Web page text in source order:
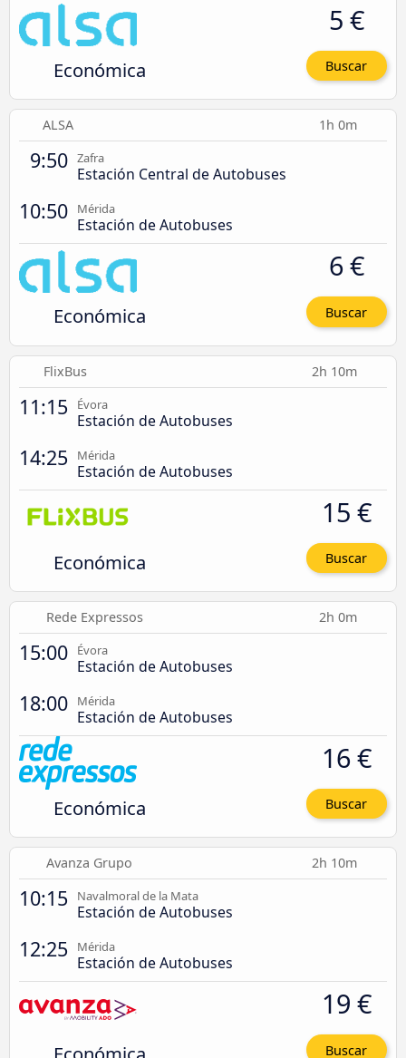
Económica
5 €
Buscar
ALSA 1h 0m
9:50 Zafra
Estación Central de Autobuses
10:50 Mérida
Estación de Autobuses
Económica
6 €
Buscar
FlixBus 2h 10m
11:15 Évora
Estación de Autobuses
14:25 Mérida
Estación de Autobuses
Económica
15 €
Buscar
Rede Expressos 2h 0m
15:00 Évora
Estación de Autobuses
18:00 Mérida
Estación de Autobuses
Económica
16 €
Buscar
Avanza Grupo 2h 10m
10:15 Navalmoral de la Mata
Estación de Autobuses
12:25 Mérida
Estación de Autobuses
19 €
Buscar